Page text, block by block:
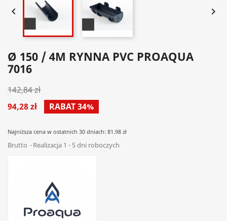
 
Ø 150 / 4M RYNNA PVC PROAQUA
7016
142,84 zł
94,28 zł
RABAT 34%
Najniższa cena w ostatnich 30 dniach: 81.98 zł
Brutto Realizacja 1 - 5 dni roboczych